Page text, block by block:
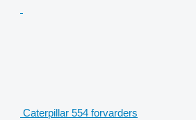
Caterpillar 554 forvarders